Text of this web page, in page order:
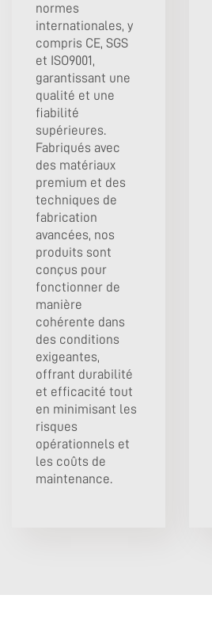
normes
internationales, y
compris CE, SGS
et ISO9001,
garantissant une
qualité et une
fiabilité
supérieures.
Fabriqués avec
des matériaux
premium et des
techniques de
fabrication
avancées, nos
produits sont
conçus pour
fonctionner de
manière
cohérente dans
des conditions
exigeantes,
offrant durabilité
et efficacité tout
en minimisant les
risques
opérationnels et
les coûts de
maintenance.